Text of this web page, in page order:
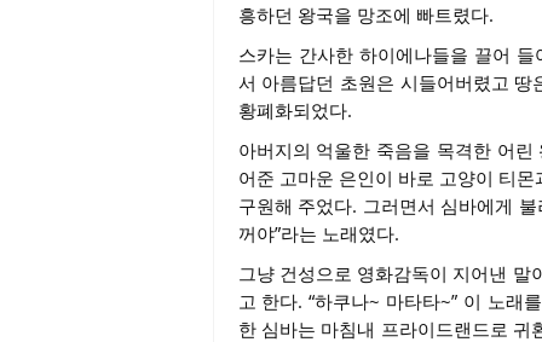
흥하던 왕국을 망조에 빠트렸다.
스카는 간사한 하이에나들을 끌어
서 아름답던 초원은 시들어버렸고
황폐화되었다.
아버지의 억울한 죽음을 목격한 어
어준 고마운 은인이 바로 고양이 티
구원해 주었다. 그러면서 심바에게
꺼야”라는 노래였다.
그냥 건성으로 영화감독이 지어낸
고 한다. “하쿠나~ 마타타~” 이 노래
한 심바는 마침내 프라이드랜드로